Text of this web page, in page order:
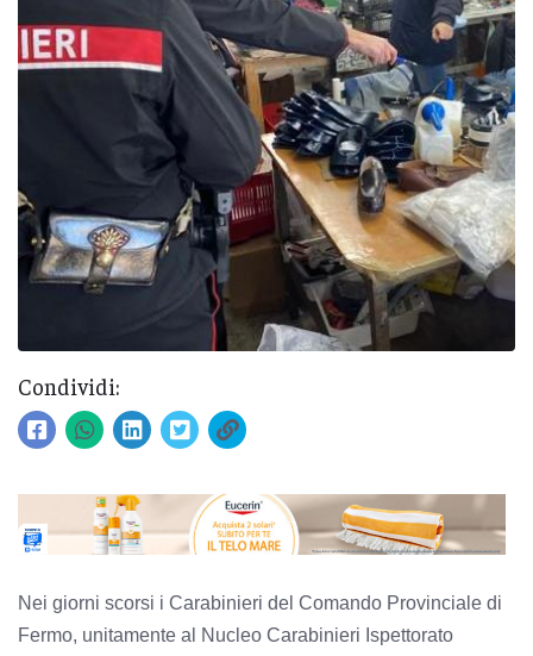
Condividi:
Nei giorni scorsi i Carabinieri del Comando Provinciale di
Fermo, unitamente al Nucleo Carabinieri Ispettorato